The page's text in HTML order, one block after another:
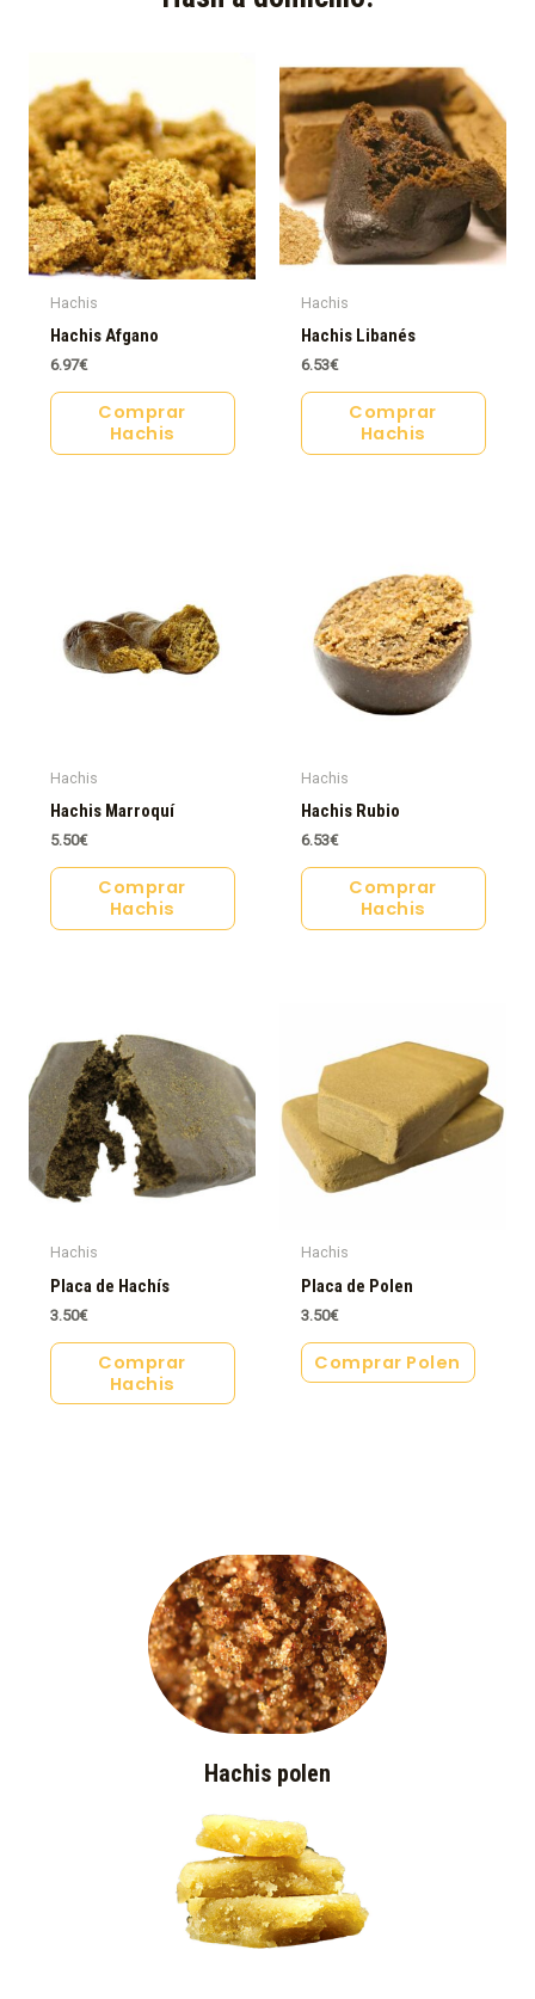
Hachis
Hachis Afgano
6.97€
Comprar
Hachis
Hachis
Hachis Libanés
6.53€
Comprar
Hachis
Hachis
Hachis Marroquí
5.50€
Comprar
Hachis
Hachis
Hachis Rubio
6.53€
Comprar
Hachis
Hachis
Placa de Hachís
3.50€
Comprar
Hachis
Hachis
Placa de Polen
3.50€
Comprar Polen
Hachis polen